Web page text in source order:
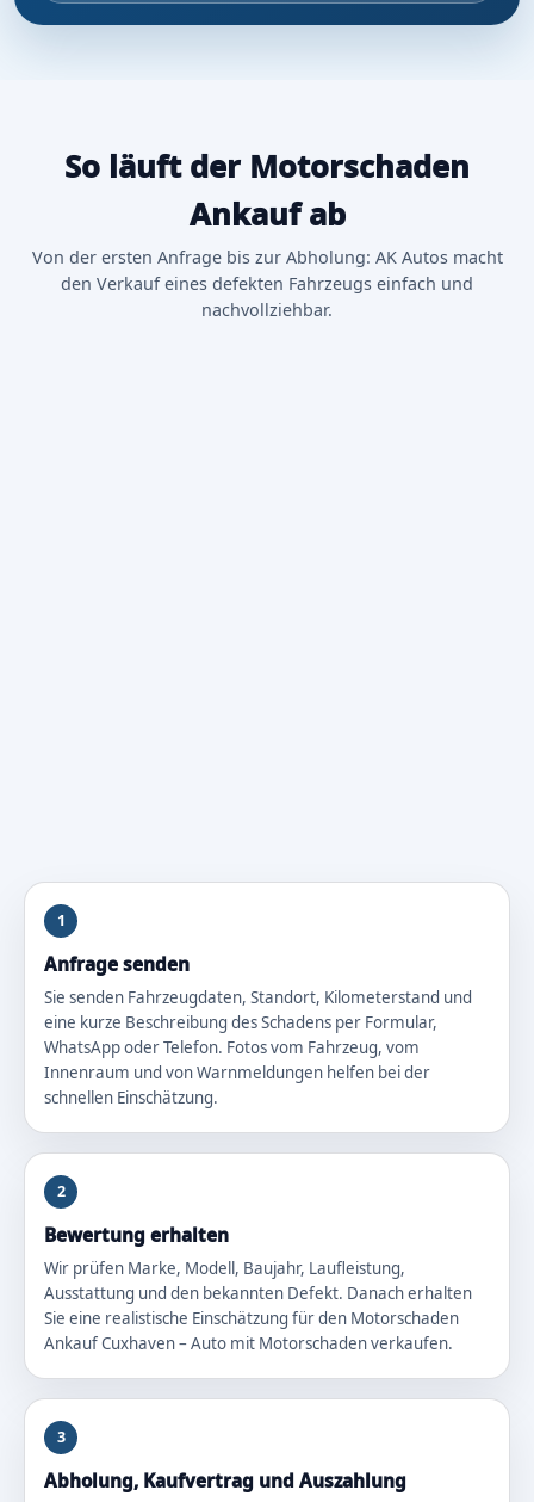
So läuft der Motorschaden
Ankauf ab
Von der ersten Anfrage bis zur Abholung: AK Autos macht
den Verkauf eines defekten Fahrzeugs einfach und
nachvollziehbar.
1
Anfrage senden
Sie senden Fahrzeugdaten, Standort, Kilometerstand und
eine kurze Beschreibung des Schadens per Formular,
WhatsApp oder Telefon. Fotos vom Fahrzeug, vom
Innenraum und von Warnmeldungen helfen bei der
schnellen Einschätzung.
2
Bewertung erhalten
Wir prüfen Marke, Modell, Baujahr, Laufleistung,
Ausstattung und den bekannten Defekt. Danach erhalten
Sie eine realistische Einschätzung für den Motorschaden
Ankauf Cuxhaven – Auto mit Motorschaden verkaufen.
3
Abholung, Kaufvertrag und Auszahlung